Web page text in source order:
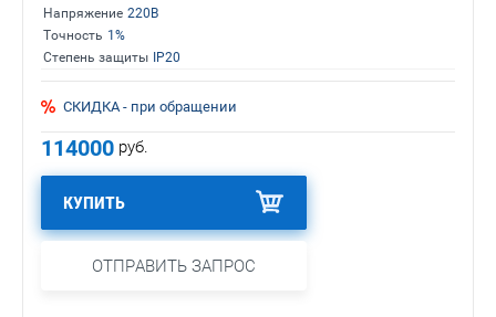
Напряжение 220В
Точность 1%
Степень защиты IP20
СКИДКА - при обращении
114000 руб.
КУПИТЬ
ОТПРАВИТЬ ЗАПРОС